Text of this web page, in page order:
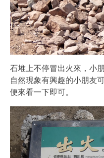
石堆上不停冒出火來，小
自然現象有興趣的小朋友
便來看一下即可。